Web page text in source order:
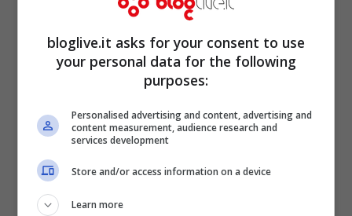
che comunque non sorprende molto visto
ancheil cast all star che David O. Russell è
riuscito a mettere insieme per la pellicola
Christian Bale
Jeremy Renner,Bradley Cooper,Jennifer
Lawrencee in un cameo
bloglive.it asks for your consent to use
your personal data for the following
purposes:
Personalised advertising and content, advertising and
content measurement, audience research and
services development
Store and/or access information on a device
Learn more